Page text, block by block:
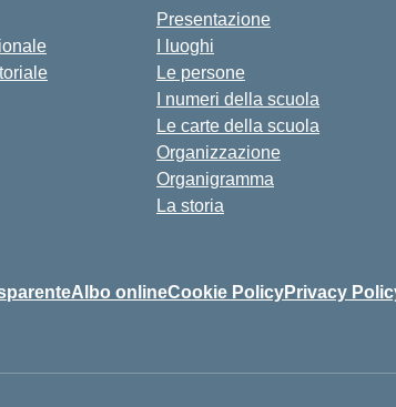
Presentazione
I luoghi
Le persone
I numeri della scuola
Le carte della scuola
Organizzazione
Organigramma
La storia
Albo onlineCookie PolicyPrivacy